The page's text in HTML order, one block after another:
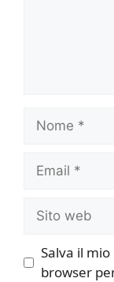
Nome
Email
Sito
web
Salva il
browser